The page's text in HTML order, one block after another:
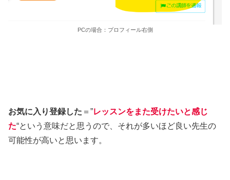
PCの場合：プロフィール右側
お気に入り登録した ＝”レッスンをまた受けたいと感じ
た“という意味だと思うので、それが多いほど良い先生の
可能性が高いと思います。